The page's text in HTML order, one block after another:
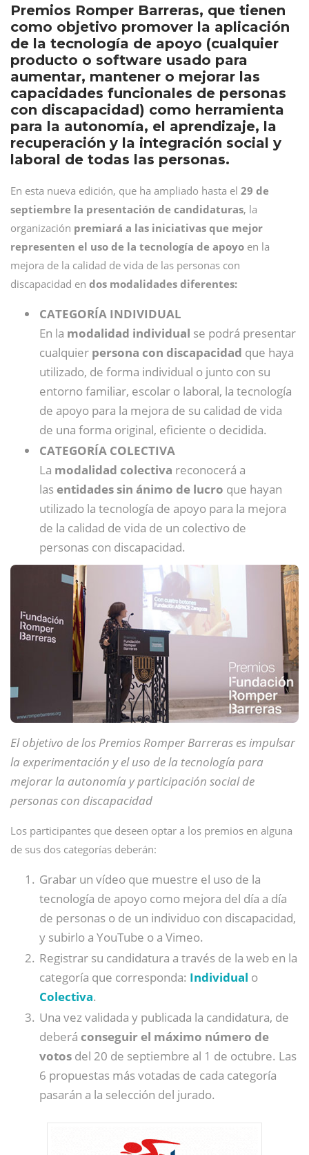
Premios Romper Barreras, que tienen
como objetivo promover la aplicación
de la tecnología de apoyo (cualquier
producto o software usado para
aumentar, mantener o mejorar las
capacidades funcionales de personas
con discapacidad) como herramienta
para la autonomía, el aprendizaje, la
recuperación y la integración social y
laboral de todas las personas.
En esta nueva edición, que ha ampliado hasta el 29 de
septiembre la presentación de candidaturas, la
organización premiará a las iniciativas que mejor
representen el uso de la tecnología de apoyo en la
mejora de la calidad de vida de las personas con
discapacidad en dos modalidades diferentes:
CATEGORÍA INDIVIDUAL
En la modalidad individual se podrá presentar
cualquier persona con discapacidad que haya
utilizado, de forma individual o junto con su
entorno familiar, escolar o laboral, la tecnología
de apoyo para la mejora de su calidad de vida
de una forma original, eficiente o decidida.
CATEGORÍA COLECTIVA
La modalidad colectiva reconocerá a
lasentidades sin ánimo de lucro que hayan
utilizado la tecnología de apoyo para la mejora
de la calidad de vida de un colectivo de
personas con discapacidad.
El objetivo de los Premios Romper Barreras es impulsar
la experimentación y el uso de la tecnología para
mejorar la autonomía y participación social de
personas con discapacidad
Los participantes que deseen optar a los premios en alguna
de sus dos categorías deberán:
Grabar un vídeo que muestre el uso de la
tecnología de apoyo como mejora del día a día
de personas o de un individuo con discapacidad,
y subirlo a YouTube o a Vimeo.
Registrar su candidatura a través de la web en la
categoría que corresponda: Individual o
Colectiva.
Una vez validada y publicada la candidatura, de
deberá conseguir el máximo número de
votos del 20 de septiembre al 1 de octubre. Las
6 propuestas más votadas de cada categoría
pasarán a la selección del jurado.